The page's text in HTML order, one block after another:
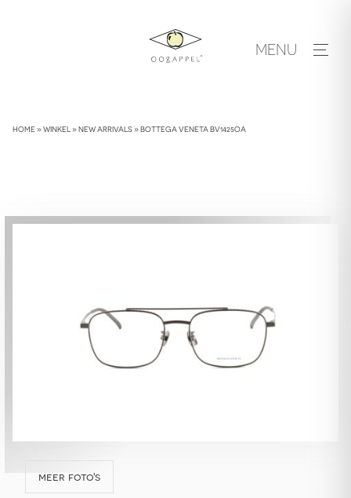
MENU
HOME»WINKEL »NEW ARRIVALS»BOTTEGA VENETA BV1425OA
meer foto's